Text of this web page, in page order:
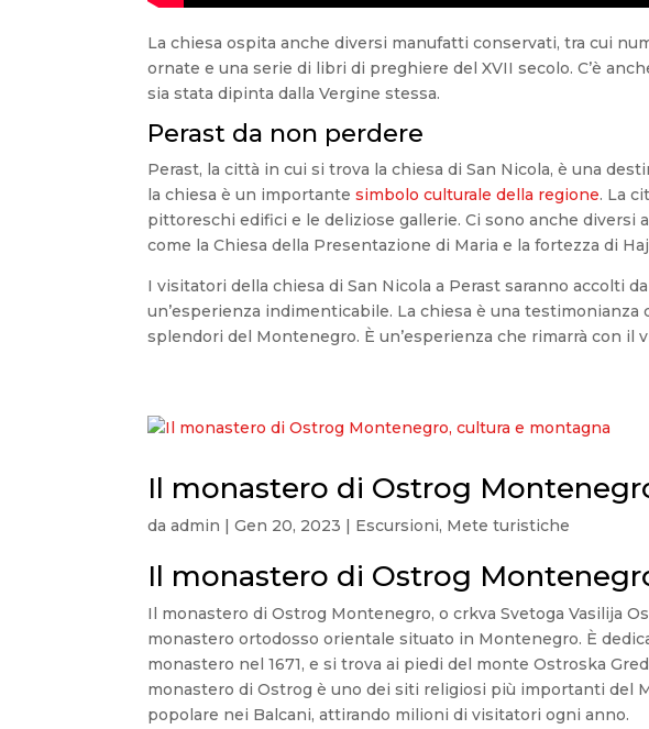
La chiesa ospita anche diversi manufatti conservati, tra cui
ornate e una serie di libri di preghiere del XVII secolo. C’è
sia stata dipinta dalla Vergine stessa.
Perast da non perdere
Perast, la città in cui si trova la chiesa di San Nicola, è una
la chiesa è un importantesimbolo culturale della regione. La
pittoreschi edifici e le deliziose gallerie. Ci sono anche diversi
come la Chiesa della Presentazione di Maria e la fortezza di
I visitatori della chiesa di San Nicola a Perast saranno accolti
un’esperienza indimenticabile. La chiesa è una testimonianza
splendori del Montenegro. È un’esperienza che rimarrà con il
Il monastero di Ostrog
daadmin |Gen 20, 2023 | Escursioni, Mete turistiche
Il monastero di Ostrog
Il monastero di Ostrog Montenegro, o crkva Svetoga Vasilija
monastero ortodosso orientale situato in Montenegro. È
monastero nel 1671, e si trova ai piedi del monte Ostroska
monastero di Ostrog è uno dei siti religiosi più importanti del
popolare nei Balcani, attirando milioni di visitatori ogni anno.